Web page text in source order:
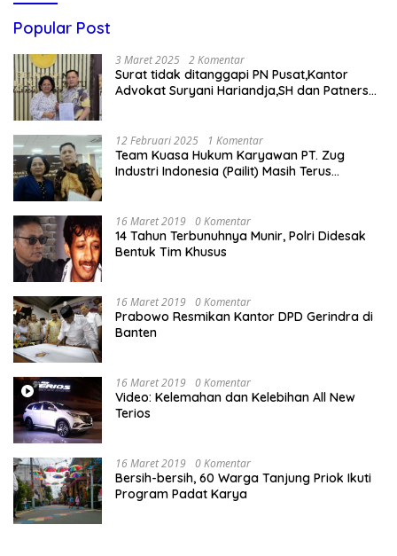
Popular Post
3 Maret 2025 2 Komentar
Surat tidak ditanggapi PN Pusat,Kantor
Advokat Suryani Hariandja,SH dan Patners
12 Februari 2025 1 Komentar
Team Kuasa Hukum Karyawan PT. Zug
Industri Indonesia (Pailit) Masih Terus
16 Maret 2019 0 Komentar
14 Tahun Terbunuhnya Munir, Polri Didesak
Bentuk Tim Khusus
16 Maret 2019 0 Komentar
Prabowo Resmikan Kantor DPD Gerindra di
Banten
16 Maret 2019 0 Komentar
Video: Kelemahan dan Kelebihan All New
Terios
16 Maret 2019 0 Komentar
Bersih-bersih, 60 Warga Tanjung Priok Ikuti
Program Padat Karya